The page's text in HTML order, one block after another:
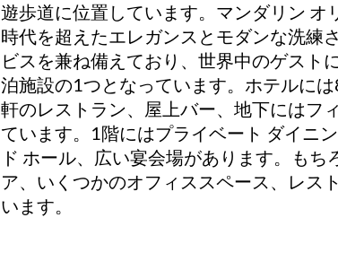
遊歩道に位置しています。マンダリン オ
時代を超えたエレガンスとモダンな洗練
ビスを兼ね備えており、世界中のゲスト
泊施設の1つとなっています。ホテルに
軒のレストラン、屋上バー、地下にはフ
ています。1階にはプライベート ダイニ
ド ホール、広い宴会場があります。もち
ア、いくつかのオフィススペース、レス
います。